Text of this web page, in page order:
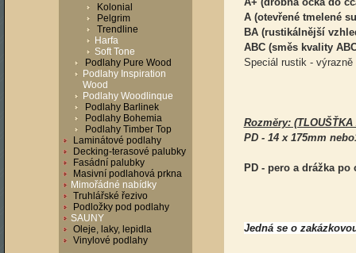
Kolonial
Pelgrim
Trendline
Harfa
Soft Tone
Podlahy Pure Wood
Podlahy Inspiration
Wood
Podlahy Woodlinque
Podlahy Barlinek
Podlahy Bohemia
Podlahy Timber Top
Laminátové podlahy
Decking-terasové palubky
Fasádní palubky
Masivní podlahová prkna
Mimořádné nabídky
Truhlářské řezivo
Podložky pod podlahy
SAUNY
Oleje, laky, lepidla
Vinylové podlahy
A (otevřené tmelené
BA (rustikálnější
ABC (směs kvality
Speciál rustik - výrazně
Rozměry: (TLOUŠŤKA
PD - 14 x 175mm
PD - pero a drážka
Jedná se o